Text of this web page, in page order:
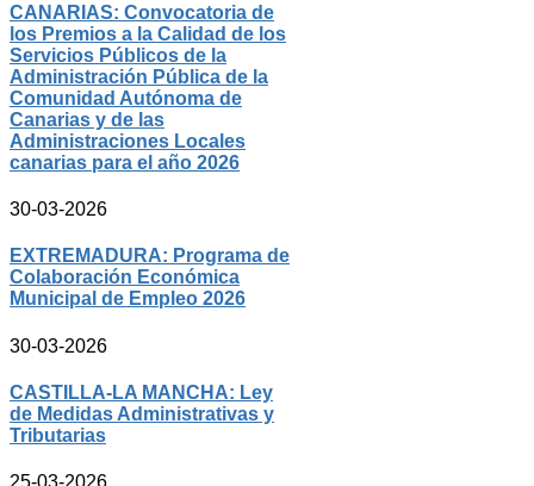
CANARIAS: Convocatoria de
los Premios a la Calidad de los
Servicios Públicos de la
Administración Pública de la
Comunidad Autónoma de
Canarias y de las
Administraciones Locales
canarias para el año 2026
30-03-2026
EXTREMADURA: Programa de
Colaboración Económica
Municipal de Empleo 2026
30-03-2026
CASTILLA-LA MANCHA: Ley
de Medidas Administrativas y
Tributarias
25-03-2026